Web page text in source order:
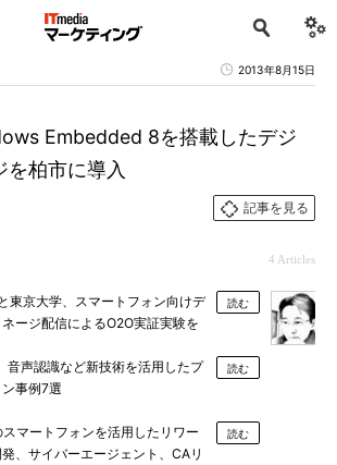
2013年8月15日
Embedded 8を搭載したデジ
を柏市に導入
記事を見る
4 Articles
東京大学、スマートフォン向けデ
ージ配信によるO2O実証実験を
読む
音声認識など新技術を活用したプ
事例7選
読む
マートフォンを活用したリワー
発、サイバーエージェント、CAリ
読む